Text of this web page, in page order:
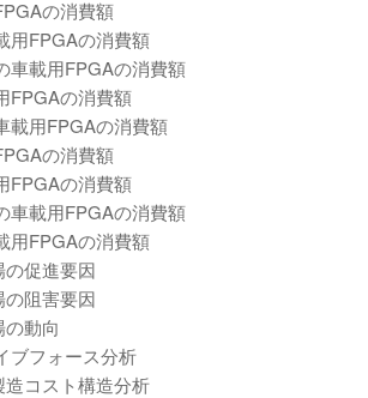
の消費額
用FPGAの消費額
車載用FPGAの消費額
FPGAの消費額
載用FPGAの消費額
の消費額
FPGAの消費額
車載用FPGAの消費額
用FPGAの消費額
の促進要因
の阻害要因
の動向
ブフォース分析
造コスト構造分析